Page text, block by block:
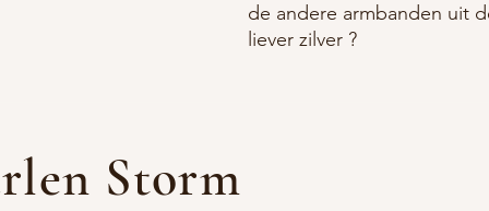
de andere armbanden uit
liever zilver ?
Storm